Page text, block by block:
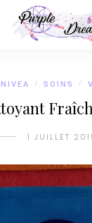
NIVEA / SOINS /
1 JUILLET